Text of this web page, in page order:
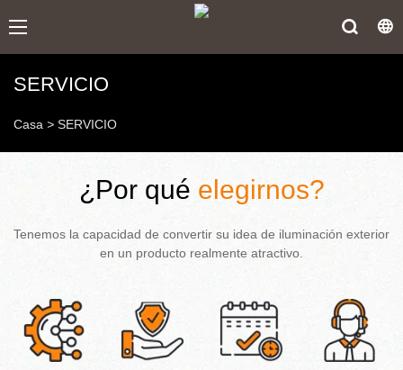
SERVICIO
Casa > SERVICIO
¿Por qué elegirnos?
Tenemos la capacidad de convertir su idea de iluminación exterior
en un producto realmente atractivo.